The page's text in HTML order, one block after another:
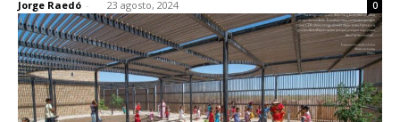
Jorge Raedó - 23 agosto, 2024 0